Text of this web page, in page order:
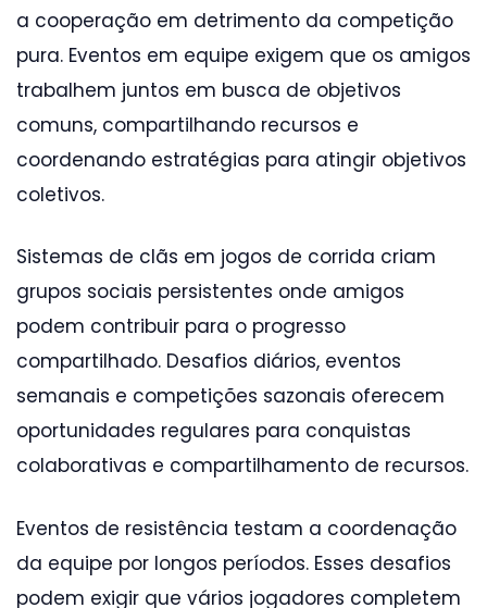
a cooperação em detrimento da competição
pura. Eventos em equipe exigem que os amigos
trabalhem juntos em busca de objetivos
comuns, compartilhando recursos e
coordenando estratégias para atingir objetivos
coletivos.
Sistemas de clãs em jogos de corrida criam
grupos sociais persistentes onde amigos
podem contribuir para o progresso
compartilhado. Desafios diários, eventos
semanais e competições sazonais oferecem
oportunidades regulares para conquistas
colaborativas e compartilhamento de recursos.
Eventos de resistência testam a coordenação
da equipe por longos períodos. Esses desafios
podem exigir que vários jogadores completem